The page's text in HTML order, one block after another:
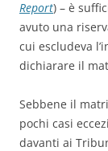
Report) – è
avuto una
cui escludeva
dichiarare il
Sebbene il
pochi casi
davanti ai